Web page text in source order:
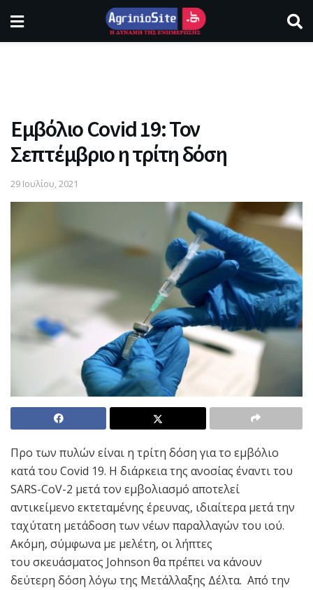
Εμβόλιο Covid 19: Τον
Σεπτέμβριο η τρίτη δόση
29 Ιουλίου, 2021
Προ των πυλών είναι η τρίτη δόση για το εμβόλιο
κατά του Covid 19. Η διάρκεια της ανοσίας έναντι του
SARS-CoV-2 μετά τον εμβολιασμό αποτελεί
αντικείμενο εκτεταμένης έρευνας, ιδιαίτερα μετά την
ταχύτατη μετάδοση των νέων παραλλαγών του ιού.
Ακόμη, σύμφωνα με μελέτη, οι λήπτες
του σκευάσματος Johnson θα πρέπει να κάνουν
δεύτερη δόση λόγω της Μετάλλαξης Δέλτα. Από την